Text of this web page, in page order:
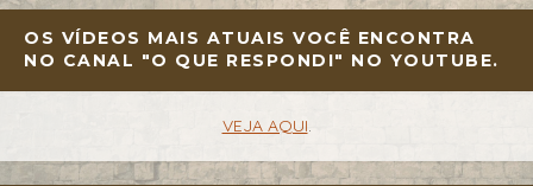
OS VÍDEOS MAIS ATUAIS VOCÊ ENCONTRA
NO CANAL "O QUE RESPONDI" NO YOUTUBE.
VEJA AQUI.